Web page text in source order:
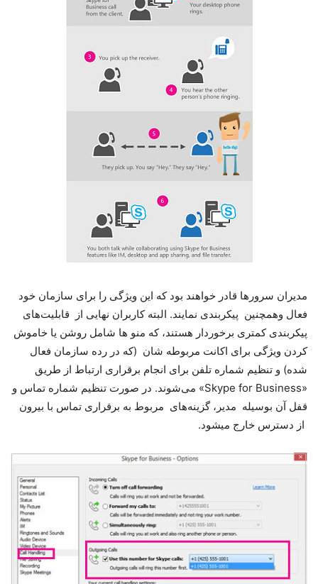
مدیران سرورها قادر خواهند بود که این ویژگی را برای سازمان خود
فعال وهمچنین پیکربندی نمایند. البته کاربران نهایی از قابلیت‌های
پیکربندی کمتری برخوردار هستند، که منو ها شامل روشن یا خاموش
کردن ویژگی برای اکانت مربوطه شان (که در رده سازمان فعال
شده) و تنظیم شماره تلفن برای انجام برقراری ارتباط از طریق
«Skype for Business» می‌شوند. در صورت تنظیم شماره تماس و
قفل آن بوسیله مدیر، گزینه‌های مربوط به برقراری تماس با بیرون
از دسترس خارج میشود.